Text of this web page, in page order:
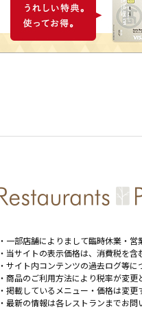
・一部店舗によりまして臨時休業・営
・当サイトの表示価格は、消費税を含
・サイト内コンテンツの過去ログ等
・商品のご利用方法により税率が変更
・掲載しているメニュー・価格は変更
・最新の情報は各レストランまでお問